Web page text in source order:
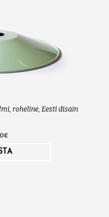
roheline, Eesti disain